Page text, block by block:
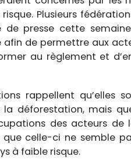
Plusieurs
de presse cette
de permettre aux
au règlement et
rappellent qu’elles
déforestation, mais
des acteurs de
que celle-ci ne semble
à faible risque.